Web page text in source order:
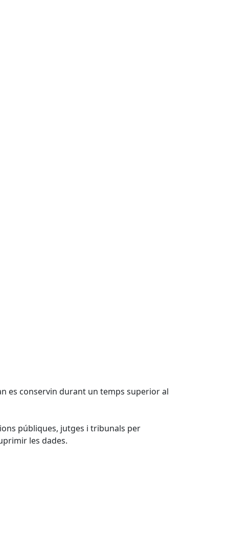
es conservin durant un temps superior al
públiques, jutges i tribunals per
les dades.